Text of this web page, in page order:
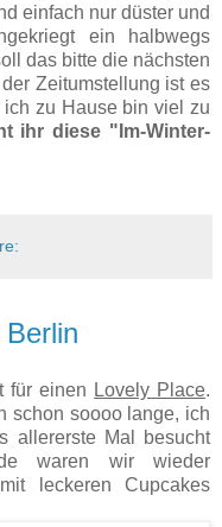
einfach nur düster und
ein halbwegs
das bitte die nächsten
Zeitumstellung ist es
zu Hause bin viel zu
ihr diese "Im-Winter-
für einen Lovely Place.
schon soooo lange, ich
allererste Mal besucht
waren wir wieder
leckeren Cupcakes